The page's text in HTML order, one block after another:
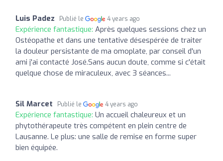
Luis Padez Publié le 4 years ago
Expérience fantastique: Après quelques sessions chez un
Ostéopathe et dans une tentative désespérée de traiter
la douleur persistante de ma omoplate, par conseil d'un
ami j'ai contacté José.Sans aucun doute, comme si c'était
quelque chose de miraculeux, avec 3 séances...
Sil Marcet Publié le 4 years ago
Expérience fantastique: Un accueil chaleureux et un
phytothérapeute très compétent en plein centre de
Lausanne. Le plus: une salle de remise en forme super
bien équipée.